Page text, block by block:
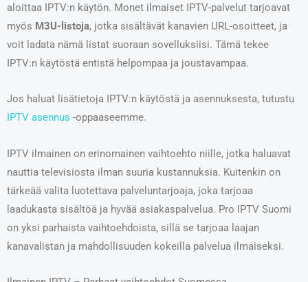
aloittaa IPTV:n käytön. Monet ilmaiset IPTV-palvelut tarjoavat
myös M3U-listoja, jotka sisältävät kanavien URL-osoitteet, ja
voit ladata nämä listat suoraan sovelluksiisi. Tämä tekee
IPTV:n käytöstä entistä helpompaa ja joustavampaa.
Jos haluat lisätietoja IPTV:n käytöstä ja asennuksesta, tutustu
IPTV asennus -oppaaseemme.
IPTV ilmainen on erinomainen vaihtoehto niille, jotka haluavat
nauttia televisiosta ilman suuria kustannuksia. Kuitenkin on
tärkeää valita luotettava palveluntarjoaja, joka tarjoaa
laadukasta sisältöä ja hyvää asiakaspalvelua. Pro IPTV Suomi
on yksi parhaista vaihtoehdoista, sillä se tarjoaa laajan
kanavalistan ja mahdollisuuden kokeilla palvelua ilmaiseksi.